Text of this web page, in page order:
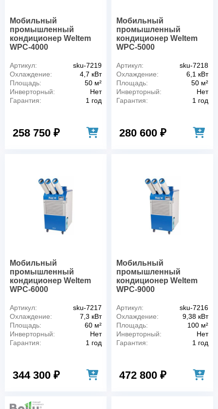
Мобильный
промышленный
кондиционер Weltem
WPC-4000
Артикул:
sku-7219
Охлаждение:
4,7 кВт
Площадь:
50 м²
Инверторный:
Нет
Гарантия:
1 год
258 750 ₽
Мобильный
промышленный
кондиционер Weltem
WPC-5000
Артикул:
sku-7218
Охлаждение:
6,1 кВт
Площадь:
50 м²
Инверторный:
Нет
Гарантия:
1 год
280 600 ₽
Мобильный
промышленный
кондиционер Weltem
WPC-6000
Артикул:
sku-7217
Охлаждение:
7,3 кВт
Площадь:
60 м²
Инверторный:
Нет
Гарантия:
1 год
344 300 ₽
Мобильный
промышленный
кондиционер Weltem
WPC-9000
Артикул:
sku-7216
Охлаждение:
9,38 кВт
Площадь:
100 м²
Инверторный:
Нет
Гарантия:
1 год
472 800 ₽